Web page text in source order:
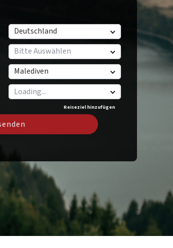
Deutschland
Bitte Auswählen
Malediven
Reiseziel hinzufügen